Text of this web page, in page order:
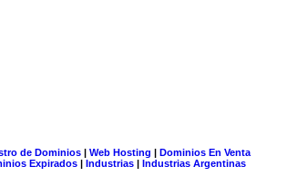
de Dominios| Web Hosting | Dominios En Venta
Expirados | Industrias | Industrias Argentinas